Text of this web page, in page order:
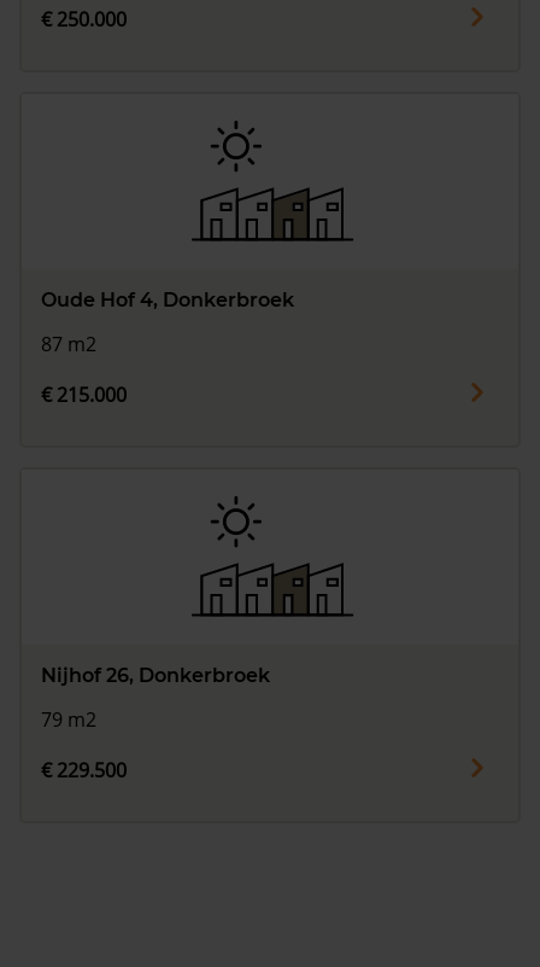
€ 250.000
Oude Hof 4, Donkerbroek
87 m2
€ 215.000
Nijhof 26, Donkerbroek
79 m2
€ 229.500